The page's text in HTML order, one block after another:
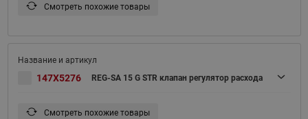
Смотреть похожие товары
147X5276 REG-SA 15 G STR клапан регулятор расхода
Смотреть похожие товары